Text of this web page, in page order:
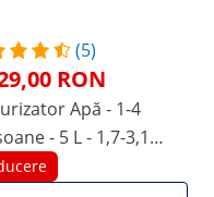
(5)
RON
Apă - 1-4
- 5 L - 1,7-3,1